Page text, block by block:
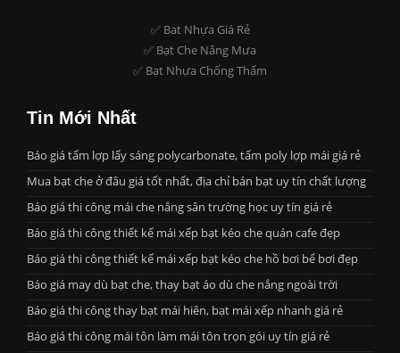
✅ Bat Nhựa Giá Rẻ
✅ Bạt Che Nắng Mưa
✅ Bạt Nhựa Chống Thấm
Tin Mới Nhất
Báo giá tấm lợp lấy sáng polycarbonate, tấm poly lợp mái giá rẻ
Mua bạt che ở đâu giá tốt nhất, địa chỉ bán bạt uy tín chất lượng
Báo giá thi công mái che nắng sân trường học uy tín giá rẻ
Báo giá thi công thiết kế mái xếp bạt kéo che quán cafe đẹp
Báo giá thi công thiết kế mái xếp bạt kéo che hồ bơi bể bơi đẹp
Báo giá may dù bạt che, thay bạt áo dù che nắng ngoài trời
Báo giá thi công thay bạt mái hiên, bạt mái xếp nhanh giá rẻ
Báo giá thi công mái tôn làm mái tôn trọn gói uy tín giá rẻ